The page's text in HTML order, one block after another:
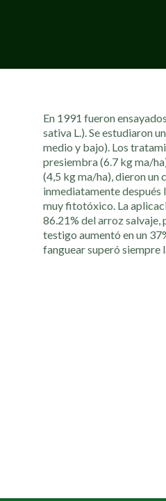
En 1991 fueron
sativa L.). Se estudiaron
medio y bajo). Los
presiembra (6.7 kg ma/
(4,5 kg ma/ha), dieron un
inmediatamente
muy fitotóxico. La
86.21% del arroz
testigo aumentó en un
fanguear superó siempre